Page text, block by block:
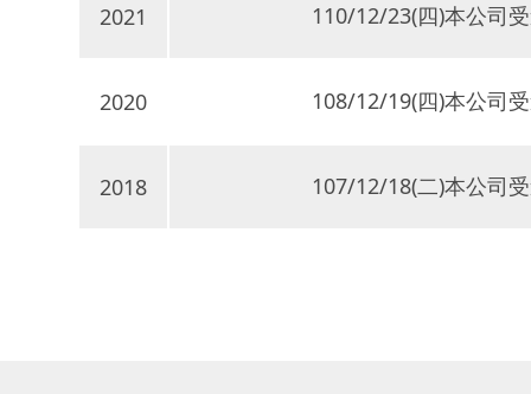
2021 110/12/23(四)本公司
2020 108/12/19(四)本公司
2018 107/12/18(二)本公司